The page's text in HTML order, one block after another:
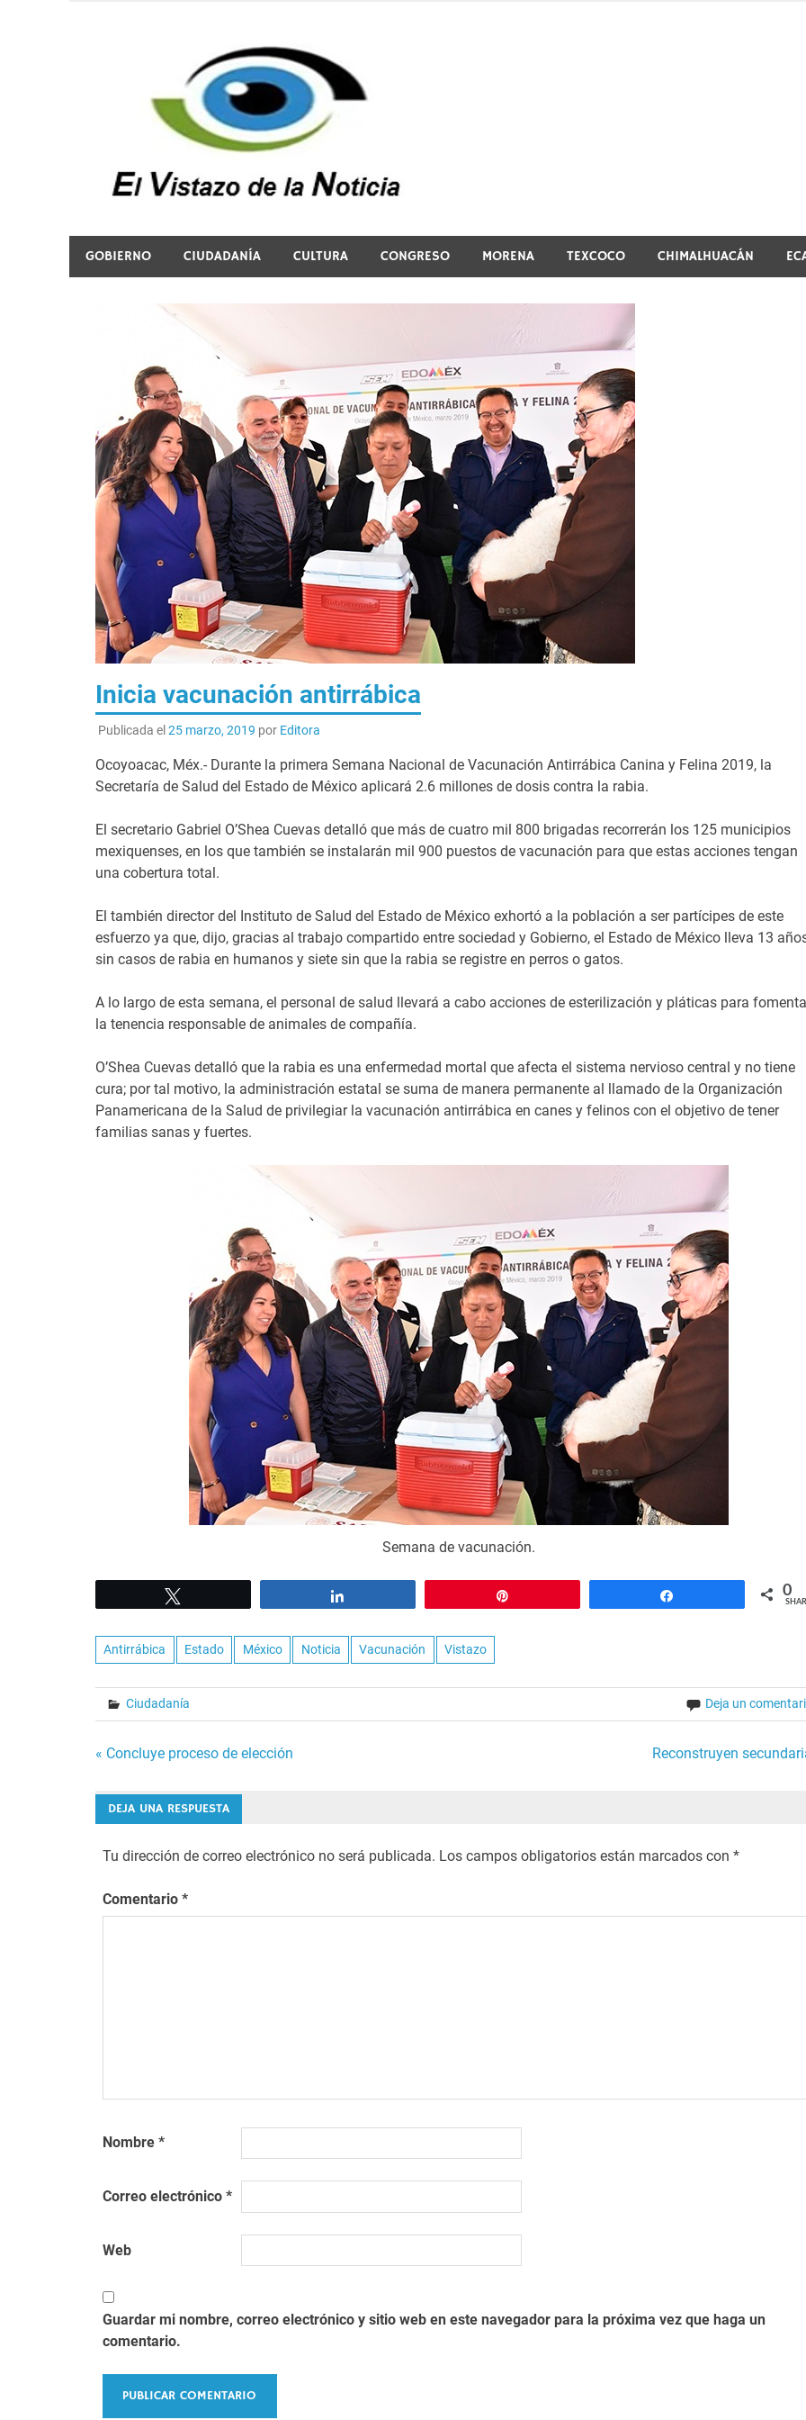
GOBIERNO CIUDADANÍA CULTURA CONGRESO MORENA TEXCOCO CHIMALHUACÁN
Inicia vacunación antirrábica
Publicada el25 marzo, 2019 por Editora
Ocoyoacac, Méx.- Durante la primera Semana Nacional de Vacunación Antirrábica Canina y Felina 2019, la
Secretaría de Salud del Estado de México aplicará 2.6 millones de dosis contra la rabia.
El secretario Gabriel O’Shea Cuevas detalló que más de cuatro mil 800 brigadas recorrerán los 125 municipios
mexiquenses, en los que también se instalarán mil 900 puestos de vacunación para que estas acciones tengan
una cobertura total.
El también director del Instituto de Salud del Estado de México exhortó a la población a ser partícipes de este
esfuerzo ya que, dijo, gracias al trabajo compartido entre sociedad y Gobierno, el Estado de México lleva 13
sin casos de rabia en humanos y siete sin que la rabia se registre en perros o gatos.
A lo largo de esta semana, el personal de salud llevará a cabo acciones de esterilización y pláticas para
la tenencia responsable de animales de compañía.
O’Shea Cuevas detalló que la rabia es una enfermedad mortal que afecta el sistema nervioso central y no tiene
cura; por tal motivo, la administración estatal se suma de manera permanente al llamado de la Organización
Panamericana de la Salud de privilegiar la vacunación antirrábica en canes y felinos con el objetivo de tener
familias sanas y fuertes.
Semana de vacunación.
0
Antirrábica Estado México Noticia Vacunación Vistazo
Ciudadanía Deja un
Navegación
de
entradas
« Concluye proceso de elección Reconstruyen
DEJA UNA RESPUESTA
Tu dirección de correo electrónico no será publicada. Los campos obligatorios están marcados con *
Comentario *
Nombre *
Correo electrónico *
Web
Guardar mi nombre, correo electrónico y sitio web en este navegador para la próxima vez que haga un
comentario.